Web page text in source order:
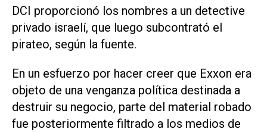
DCI proporcionó los nombres a un detective
privado israelí, que luego subcontrató el
pirateo, según la fuente.
En un esfuerzo por hacer creer que Exxon era
objeto de una venganza política destinada a
destruir su negocio, parte del material robado
fue posteriormente filtrado a los medios de